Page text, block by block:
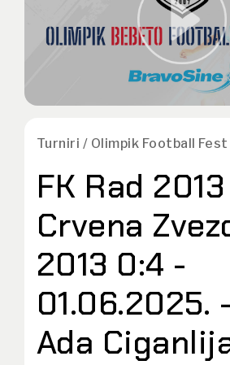
Turniri / Olimpik Football
FK Rad
Crvena
2013 0:4 -
01.06.2025.
Ada